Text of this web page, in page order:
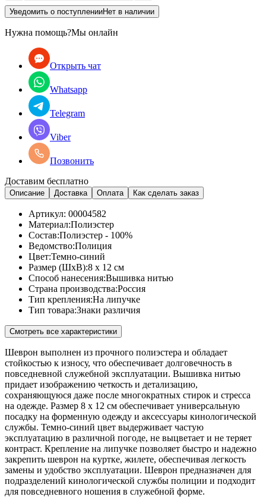
Уведомить о поступленииНет в наличии
Нужна помощь?Мы онлайн
Открыть чат
Whatsapp
Telegram
Viber
Позвонить
Доставим бесплатно
Описание Доставка Оплата Как сделать заказ
Артикул: 00004582
Материал:Полиэстер
Состав:Полиэстер - 100%
Ведомство:Полиция
Цвет:Темно-синий
Размер (ШхВ):8 x 12 см
Способ нанесения:Вышивка нитью
Страна производства:Россия
Тип крепления:На липучке
Тип товара:Знаки различия
Смотреть все характеристики
Шеврон выполнен из прочного полиэстера и обладает
стойкостью к износу, что обеспечивает долговечность в
повседневной служебной эксплуатации. Вышивка нитью
придает изображению четкость и детализацию,
сохраняющуюся даже после многократных стирок и стресса
на одежде. Размер 8 x 12 см обеспечивает универсальную
посадку на форменную одежду и аксессуары кинологической
службы. Темно-синий цвет выдерживает частую
эксплуатацию в различной погоде, не выцветает и не теряет
контраст. Крепление на липучке позволяет быстро и надежно
закрепить шеврон на куртке, жилете, обеспечивая легкость
замены и удобство эксплуатации. Шеврон предназначен для
подразделений кинологической службы полиции и подходит
для повседневного ношения в служебной форме.